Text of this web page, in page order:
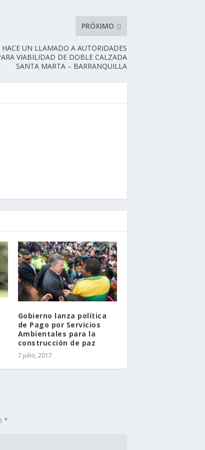
PRÓXIMO
HACE UN LLAMADO A AUTORIDADES
VIABILIDAD DE DOBLE ‪CALZADA
SANTA MARTA – BARRANQUILLA
Gobierno lanza política
de Pago por Servicios
Ambientales para la
construcción de paz
7 julio, 2017
*